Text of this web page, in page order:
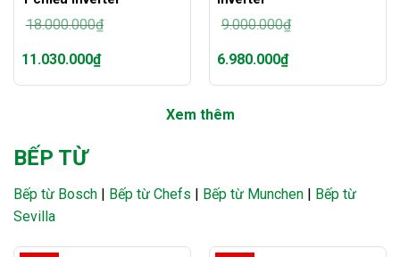
18.000.000₫
Giá
gốc
là:
11.030.000₫
Giá
11.030.000₫.
9.000.000₫
Giá
gốc
là:
6.980.000₫
Giá
tại
Xem thêm
BẾP TỪ
Bếp từ Bosch | Bếp từ Chefs | Bếp từ Munchen | Bếp từ
Sevilla